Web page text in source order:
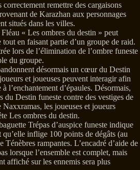
remettre des cargaisons
de Karazhan aux personnages
situés dans les villes.
« Les ombres du destin » peut
tout en faisant partie d’un groupe de raid.
lors de l’élimination de l’ombre funeste
du groupe.
désormais un cœur du Destin
et joueuses peuvent interagir afin
l’enchantement d’épaules. Désormais,
du Destin funeste contre des vestiges de
les joueuses et joueurs
Les ombres du destin.
Trépas d’auspice funeste indique
qu’elle inflige 100 points de dégâts (au
rampantes. L’encadré d’aide de
lorsque l’ensemble est complet, mais
affiché sur les ennemis sera plus